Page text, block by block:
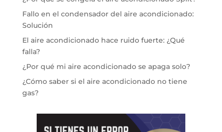
Fallo en el condensador del aire acondicionado:
Solución
El aire acondicionado hace ruido fuerte: ¿Qué
falla?
¿Por qué mi aire acondicionado se apaga solo?
¿Cómo saber si el aire acondicionado no tiene
gas?